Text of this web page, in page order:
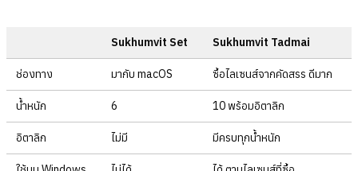
Sukhumvit Set Sukhumvit Tadmai
ช่องทาง มากับ macOS ซื้อไลเซนส์จากคัดสรร ดีมาก
น้ำหนัก 6 10 พร้อมอิตาลิก
อิตาลิก ไม่มี มีครบทุกน้ำหนัก